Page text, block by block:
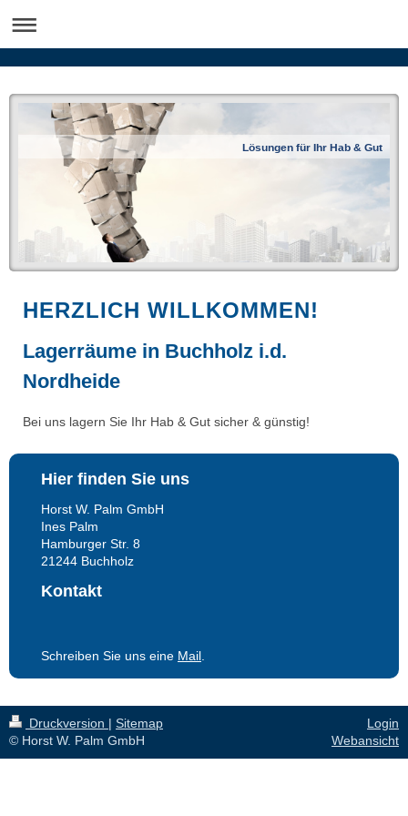
Lösungen für Ihr Hab & Gut
HERZLICH WILLKOMMEN!
Lagerräume in Buchholz i.d.
Nordheide
Bei uns lagern Sie Ihr Hab & Gut sicher & günstig!
Hier finden Sie uns
Horst W. Palm GmbH
Ines Palm
Hamburger Str. 8
21244 Buchholz
Kontakt
Schreiben Sie uns eine Mail.
Druckversion | Sitemap
© Horst W. Palm GmbH
Login
Webansicht